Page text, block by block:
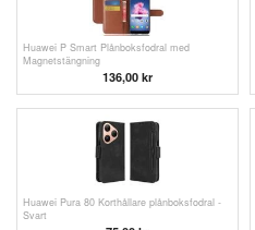
Huawei P Smart Plånboksfodral med
Magnetstängning
136,00 kr
Huawei Pura 80 Korthållare plånboksfodral -
Svart